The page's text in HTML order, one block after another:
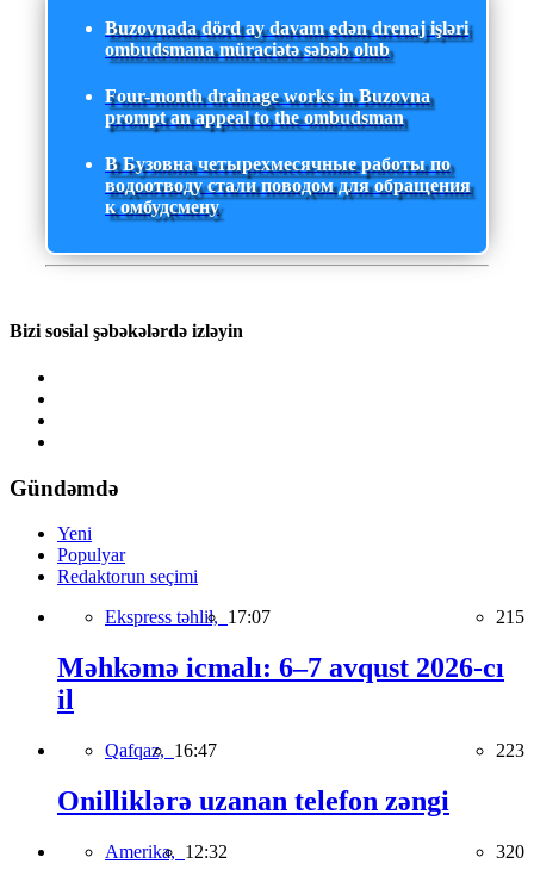
Buzovnada dörd ay davam edən drenaj işləri
ombudsmana müraciətə səbəb olub
Four-month drainage works in Buzovna
prompt an appeal to the ombudsman
В Бузовна четырехмесячные работы по
водоотводу стали поводом для обращения
к омбудсмену
Bizi sosial şəbəkələrdə izləyin
Gündəmdə
Yeni
Populyar
Redaktorun seçimi
Ekspress təhlil, 17:07 215
Məhkəmə icmalı: 6–7 avqust 2026-cı
il
Qafqaz, 16:47 223
Onilliklərə uzanan telefon zəngi
Amerika, 12:32 320